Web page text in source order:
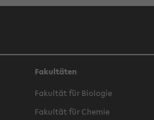
Fakultäten
Fakultät für Biologie
Fakultät für Chemie